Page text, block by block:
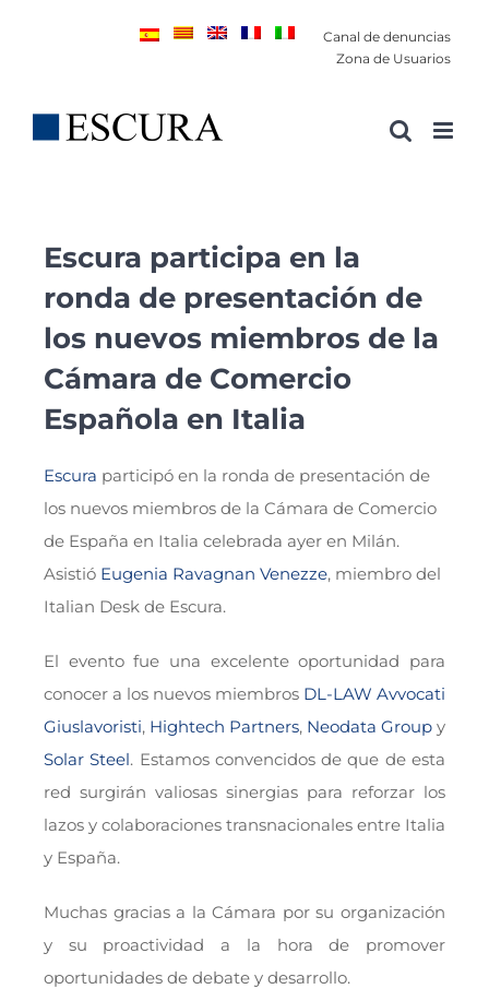
Canal de denuncias
Zona de Usuarios
Escura participa en la
ronda de presentación de
los nuevos miembros de la
Cámara de Comercio
Española en Italia
Escura participó en la ronda de presentación de
los nuevos miembros de la Cámara de Comercio
de España en Italia celebrada ayer en Milán.
Asistió Eugenia Ravagnan Venezze, miembro del
Italian Desk de Escura.
El evento fue una excelente oportunidad para
conocer a los nuevos miembros DL-LAW Avvocati
Giuslavoristi, Hightech Partners, Neodata Group y
Solar Steel. Estamos convencidos de que de esta
red surgirán valiosas sinergias para reforzar los
lazos y colaboraciones transnacionales entre Italia
y España.
Muchas gracias a la Cámara por su organización
y su proactividad a la hora de promover
oportunidades de debate y desarrollo.